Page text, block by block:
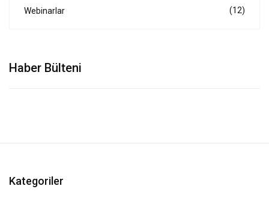
Webinarlar (12)
Haber Bülteni
Kategoriler